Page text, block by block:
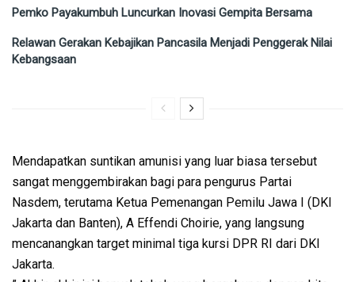
Pemko Payakumbuh Luncurkan Inovasi Gempita Bersama
Relawan Gerakan Kebajikan Pancasila Menjadi Penggerak Nilai
Kebangsaan
Mendapatkan suntikan amunisi yang luar biasa tersebut
sangat menggembirakan bagi para pengurus Partai
Nasdem, terutama Ketua Pemenangan Pemilu Jawa I (DKI
Jakarta dan Banten), A Effendi Choirie, yang langsung
mencanangkan target minimal tiga kursi DPR RI dari DKI
Jakarta.